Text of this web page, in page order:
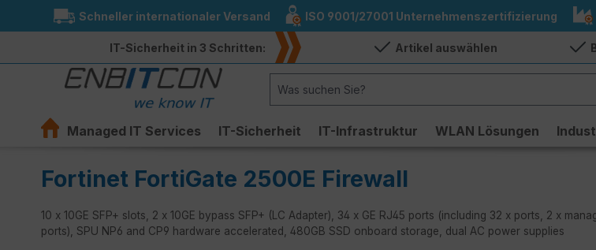
Zur Hauptnavigation springen
Schneller internationaler Versand ISO 9001/27001 Unternehmenszertifizierung
IT-Sicherheit in 3 Schritten: Artikel auswählen
Managed IT Services IT-Sicherheit IT-Infrastruktur WLAN Lösungen
Fortinet FortiGate 2500E Firewall
10 x 10GE SFP+ slots, 2 x 10GE bypass SFP+ (LC Adapter), 34 x GE RJ45 ports (including 32 x ports, 2 x
ports), SPU NP6 and CP9 hardware accelerated, 480GB SSD onboard storage, dual AC power supplies